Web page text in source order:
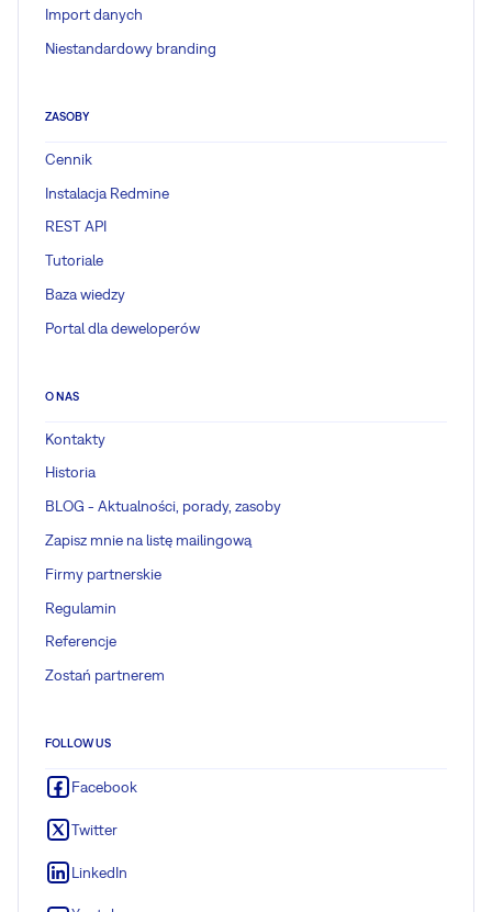
Import danych
Niestandardowy branding
ZASOBY
Cennik
Instalacja Redmine
REST API
Tutoriale
Baza wiedzy
Portal dla deweloperów
O NAS
Kontakty
Historia
BLOG - Aktualności, porady, zasoby
Zapisz mnie na listę mailingową
Firmy partnerskie
Regulamin
Referencje
Zostań partnerem
FOLLOW US
Facebook
Twitter
LinkedIn